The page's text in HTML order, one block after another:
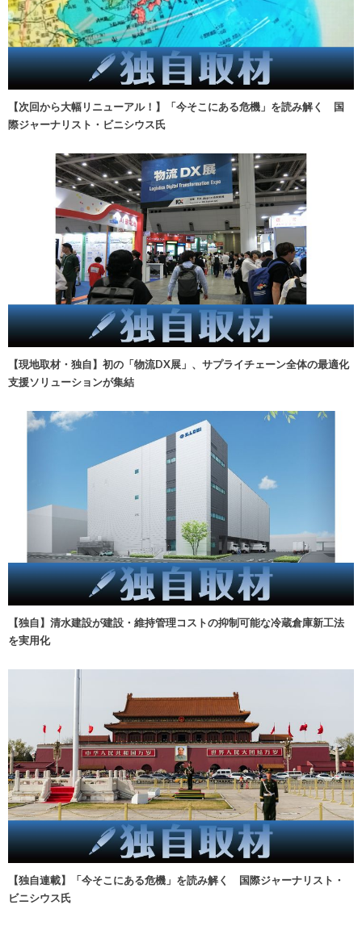
【次回から大幅リニューアル！】「今そこにある危機」を読み解く 国
際ジャーナリスト・ビニシウス氏
【現地取材・独自】初の「物流DX展」、サプライチェーン全体の最適化
支援ソリューションが集結
【独自】清水建設が建設・維持管理コストの抑制可能な冷蔵倉庫新工法
を実用化
【独自連載】「今そこにある危機」を読み解く 国際ジャーナリスト・
ビニシウス氏